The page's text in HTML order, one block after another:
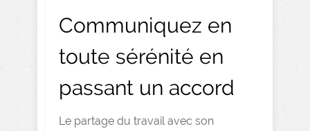
Communiquez en
toute sérénité en
passant un accord
Le partage du travail avec son